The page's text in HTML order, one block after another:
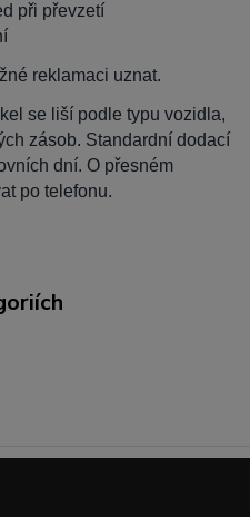
při převzetí
reklamaci uznat.
se liší podle typu vozidla,
zásob. Standardní dodací
dní. O přesném
po telefonu.